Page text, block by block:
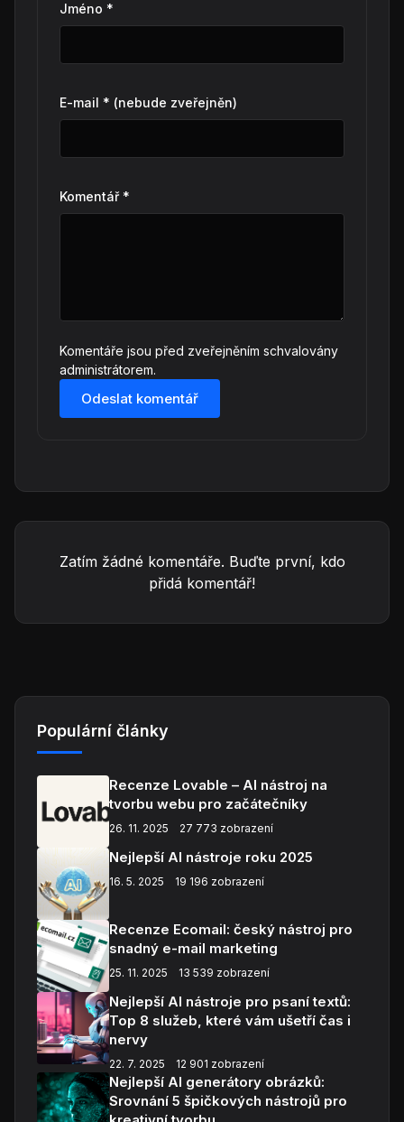
Jméno *
E-mail * (nebude zveřejněn)
Komentář *
Komentáře jsou před zveřejněním schvalovány
administrátorem.
Odeslat komentář
Zatím žádné komentáře. Buďte první, kdo
přidá komentář!
Populární články
Recenze Lovable – AI nástroj na
tvorbu webu pro začátečníky
26. 11. 2025 27 773 zobrazení
Nejlepší AI nástroje roku 2025
16. 5. 2025 19 196 zobrazení
Recenze Ecomail: český nástroj pro
snadný e-mail marketing
25. 11. 2025 13 539 zobrazení
Nejlepší AI nástroje pro psaní textů:
Top 8 služeb, které vám ušetří čas i
nervy
22. 7. 2025 12 901 zobrazení
Nejlepší AI generátory obrázků:
Srovnání 5 špičkových nástrojů pro